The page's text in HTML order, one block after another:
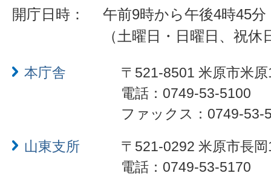
開庁日時：
午前9時から午後4時45分
（土曜日・日曜日、祝
本庁舎
〒521-8501 米原市米
電話：0749-53-5100
ファックス：0749-53-
山東支所
〒521-0292 米原市長
電話：0749-53-5170